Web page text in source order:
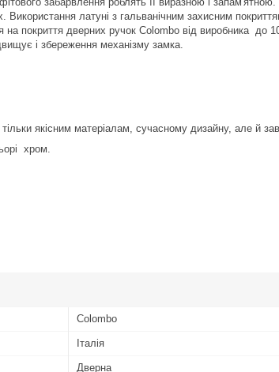
латуні з гальванічним захисним
на покриття дверних ручок Colombo від виробника до
і збереження механізму замка.
якісним матеріалам, сучасному дизайну, але й
хром.
Colombo
Італія
Дверна